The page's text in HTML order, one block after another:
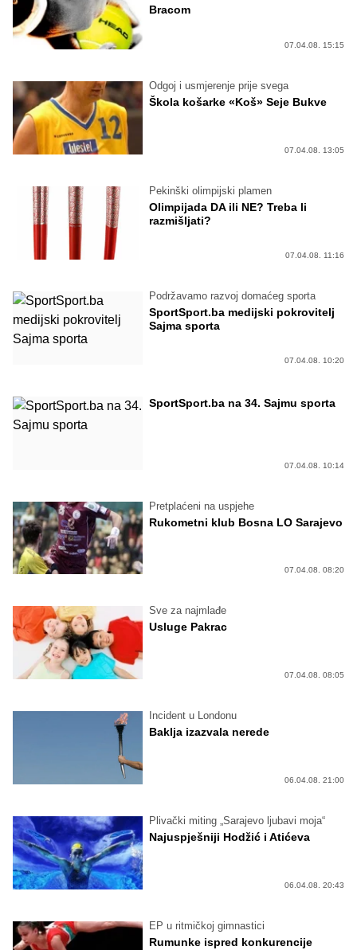
Bracom
07.04.08. 15:15
Odgoj i usmjerenje prije svega
Škola košarke «Koš» Seje Bukve
07.04.08. 13:05
Pekinški olimpijski plamen
Olimpijada DA ili NE? Treba li
razmišljati?
07.04.08. 11:16
Podržavamo razvoj domaćeg sporta
SportSport.ba medijski pokrovitelj
Sajma sporta
07.04.08. 10:20
SportSport.ba na 34. Sajmu sporta
07.04.08. 10:14
Pretplaćeni na uspjehe
Rukometni klub Bosna LO Sarajevo
07.04.08. 08:20
Sve za najmlađe
Usluge Pakrac
07.04.08. 08:05
Incident u Londonu
Baklja izazvala nerede
06.04.08. 21:00
Plivački miting „Sarajevo ljubavi moja“
Najuspješniji Hodžić i Atićeva
06.04.08. 20:43
EP u ritmičkoj gimnastici
Rumunke ispred konkurencije